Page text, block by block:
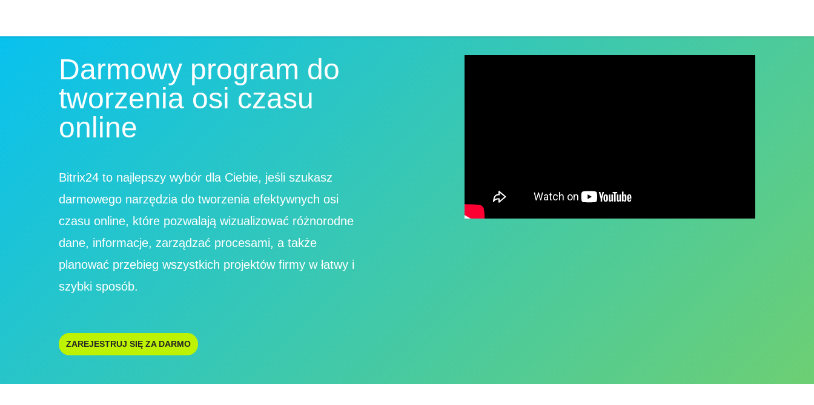
Darmowy program do
tworzenia osi czasu
online
Bitrix24 to najlepszy wybór dla Ciebie, jeśli szukasz
darmowego narzędzia do tworzenia efektywnych osi
czasu online, które pozwalają wizualizować różnorodne
dane, informacje, zarządzać procesami, a także
planować przebieg wszystkich projektów firmy w łatwy i
szybki sposób.
ZAREJESTRUJ SIĘ ZA DARMO